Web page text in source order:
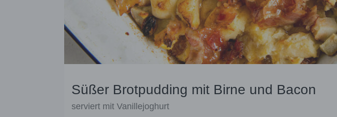
Süßer Brotpudding mit Birne und Bacon
serviert mit Vanillejoghurt